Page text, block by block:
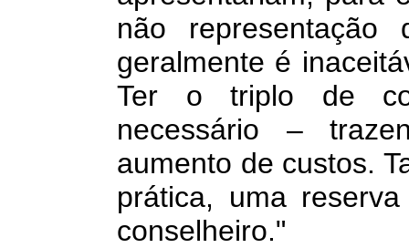
não
geralmente é
Ter o triplo de
necessário –
aumento de custos.
prática, uma
conselheiro."